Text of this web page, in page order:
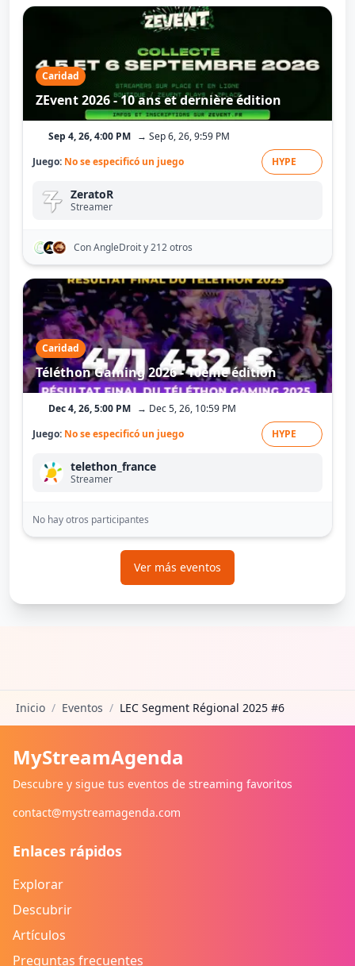
Caridad
ZEvent 2026 - 10 ans et dernière édition
Sep 4, 26, 4:00 PM → Sep 6, 26, 9:59 PM
Juego: No se especificó un juego HYPE
ZeratoR
Streamer
Con AngleDroity 212 otros
Caridad
Téléthon Gaming 2026 - 10ème édition
Dec 4, 26, 5:00 PM → Dec 5, 26, 10:59 PM
Juego: No se especificó un juego HYPE
telethon_france
Streamer
No hay otros participantes
Ver más eventos
Inicio / Eventos / LEC Segment Régional 2025 #6
MyStreamAgenda
Descubre y sigue tus eventos de streaming favoritos
contact@mystreamagenda.com
Enlaces rápidos
Explorar
Descubrir
Artículos
Preguntas frecuentes